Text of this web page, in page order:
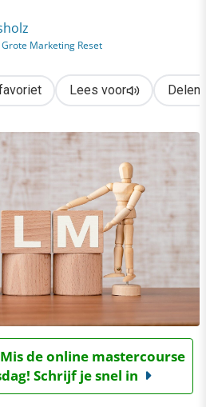
Marketing Reset
Lees voor Delen
Mis de online mastercourse
Schrijf je snel in